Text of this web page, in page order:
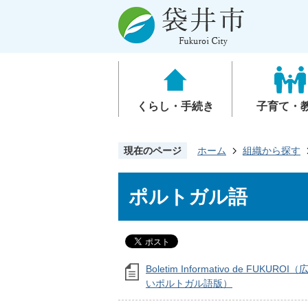
くらし・手続き 子育て・
現在のページ ホーム 組織から探す
ポルトガル語
Boletim Informativo de FUKUROI（
いポルトガル語版）